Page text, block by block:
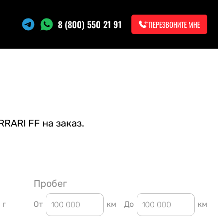
8 (800) 550 21 91 ПЕРЕЗВОНИТЕ МНЕ
FF на заказ.
г
Пробег
От км До км